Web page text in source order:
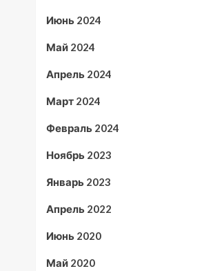
Июнь 2024
Май 2024
Апрель 2024
Март 2024
Февраль 2024
Ноябрь 2023
Январь 2023
Апрель 2022
Июнь 2020
Май 2020